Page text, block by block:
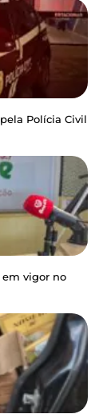
Polícia Civil
em vigor no